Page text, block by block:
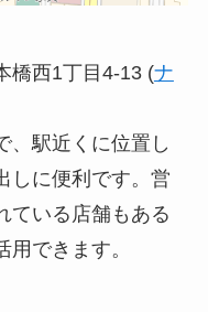
橋西1丁目4-13 (ナ
、駅近くに位置し
しに便利です。営
ている店舗もある
できます。